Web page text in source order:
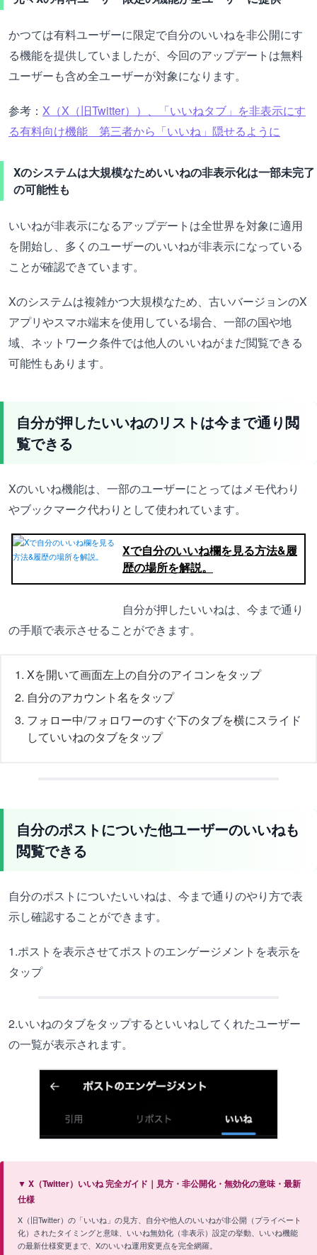
かつては有料ユーザーに限定で自分のいいねを非公開にす
る機能を提供していましたが、今回のアップデートは無料
ユーザーも含め全ユーザーが対象になります。
参考： X（X（旧Twitter））、「いいねタブ」を非表示にす
る有料向け機能 第三者から「いいね」隠せるように
Xのシステムは大規模なためいいねの非表示化は一部未完了
の可能性も
いいねが非表示になるアップデートは全世界を対象に適用
を開始し、多くのユーザーのいいねが非表示になっている
ことが確認できています。
Xのシステムは複雑かつ大規模なため、古いバージョンのX
アプリやスマホ端末を使用している場合、一部の国や地
域、ネットワーク条件では他人のいいねがまだ閲覧できる
可能性もあります。
自分が押したいいねのリストは今まで通り閲
覧できる
Xのいいね機能は、一部のユーザーにとってはメモ代わり
やブックマーク代わりとして使われています。
Xで自分のいいね欄を見る方法&履
歴の場所を解説。
自分が押したいいねは、今まで通り
の手順で表示させることができます。
Xを開いて画面左上の自分のアイコンをタップ
自分のアカウント名をタップ
フォロー中/フォロワーのすぐ下のタブを横にスライド
していいねのタブをタップ
自分のポストについた他ユーザーのいいねも
閲覧できる
自分のポストについたいいねは、今まで通りのやり方で表
示し確認することができます。
1.ポストを表示させてポストのエンゲージメントを表示を
タップ
2.いいねのタブをタップするといいねしてくれたユーザー
の一覧が表示されます。
▼ X（Twitter）いいね 完全ガイド｜見方・非公開化・無効化の意味・最新
仕様
X（旧Twitter）の「いいね」の見方、自分や他人のいいねが非公開（プライベート
化）されたタイミングと意味、いいね無効化（非表示）設定の挙動、いいね機能
の最新仕様変更まで、Xのいいね運用変更点を完全網羅。